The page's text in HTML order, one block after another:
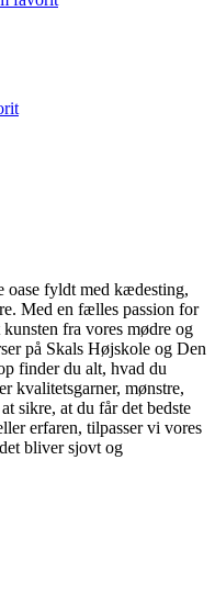
oase fyldt med kædesting,
Med en fælles passion for
fra vores mødre og
på Skals Højskole og Den
finder du alt, hvad du
kvalitetsgarner, mønstre,
sikre, at du får det bedste
erfaren, tilpasser vi vores
bliver sjovt og